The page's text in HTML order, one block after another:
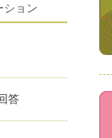
ション
答